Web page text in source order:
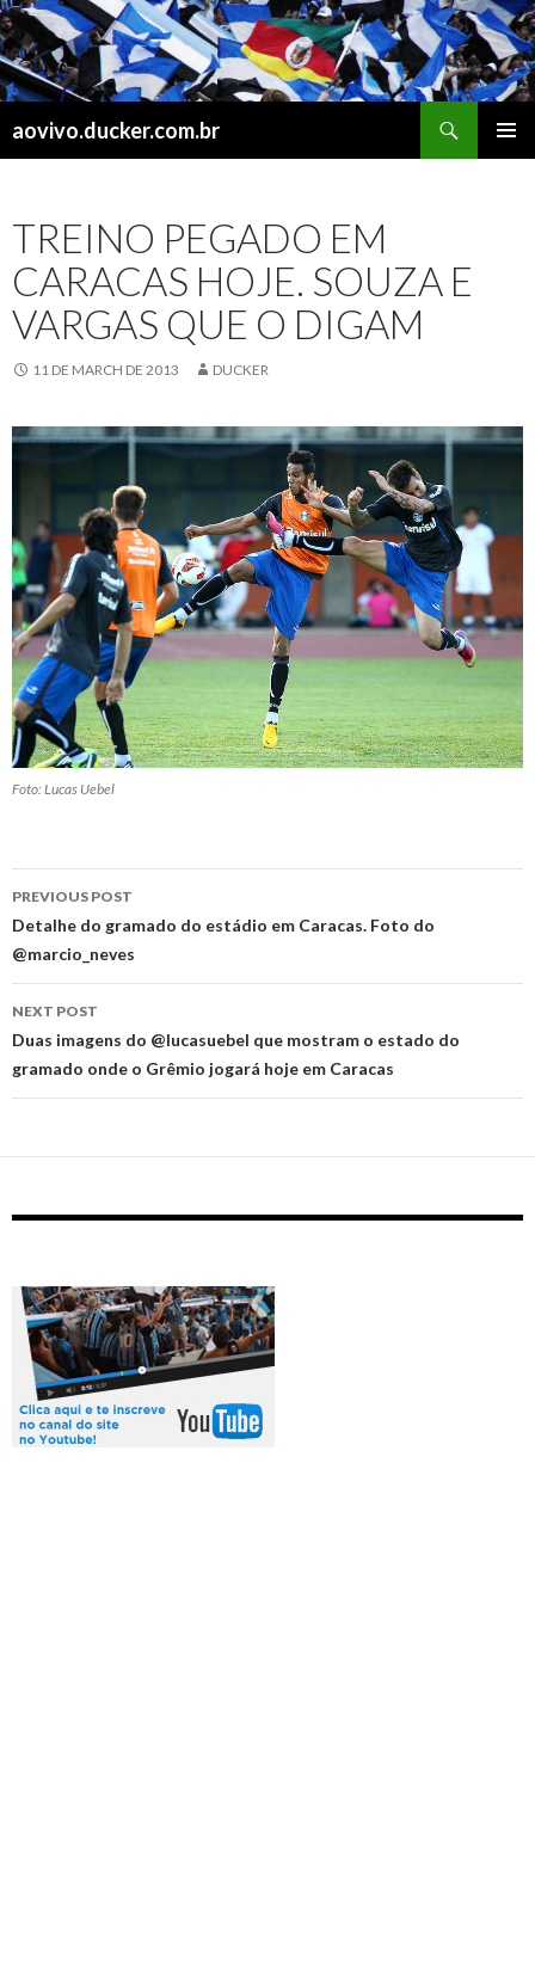
aovivo.ducker.com.br
TREINO PEGADO EM
CARACAS HOJE. SOUZA E
VARGAS QUE O DIGAM
11 DE MARCH DE 2013 DUCKER
Foto: Lucas Uebel
Post
navigation
PREVIOUS POST
Detalhe do gramado do estádio em Caracas. Foto do
@marcio_neves
NEXT POST
Duas imagens do @lucasuebel que mostram o estado do
gramado onde o Grêmio jogará hoje em Caracas